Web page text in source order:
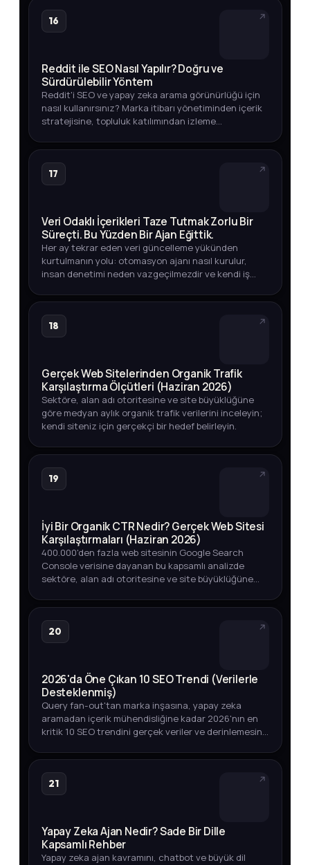
16
Reddit ile SEO Nasıl Yapılır? Doğru ve
Sürdürülebilir Yöntem
Reddit'i SEO ve yapay zeka arama görünürlüğü için
nasıl kullanırsınız? Marka itibarı yönetiminden içerik
stratejisine, topluluk katılımından izleme
17
Veri Odaklı İçerikleri Taze Tutmak Zorlu Bir
Süreçti. Bu Yüzden Bir Ajan Eğittik.
Her ay tekrar eden veri güncelleme yükünden
kurtulmanın yolu: otomasyon ajanı nasıl kurulur,
insan denetimi neden vazgeçilmezdir ve kendi iş
18
Gerçek Web Sitelerinden Organik Trafik
Karşılaştırma Ölçütleri (Haziran 2026)
Sektöre, alan adı otoritesine ve site büyüklüğüne
göre medyan aylık organik trafik verilerini inceleyin;
kendi siteniz için gerçekçi bir hedef belirleyin.
19
İyi Bir Organik CTR Nedir? Gerçek Web Sitesi
Karşılaştırmaları (Haziran 2026)
400.000'den fazla web sitesinin Google Search
Console verisine dayanan bu kapsamlı analizde
sektöre, alan adı otoritesine ve site büyüklüğüne
keşfedin.
20
2026'da Öne Çıkan 10 SEO Trendi (Verilerle
Desteklenmiş)
Query fan-out'tan marka inşasına, yapay zeka
aramadan içerik mühendisliğine kadar 2026'nın en
kritik 10 SEO trendini gerçek veriler ve derinlemesine
21
Yapay Zeka Ajan Nedir? Sade Bir Dille
Kapsamlı Rehber
Yapay zeka ajan kavramını, chatbot ve büyük dil